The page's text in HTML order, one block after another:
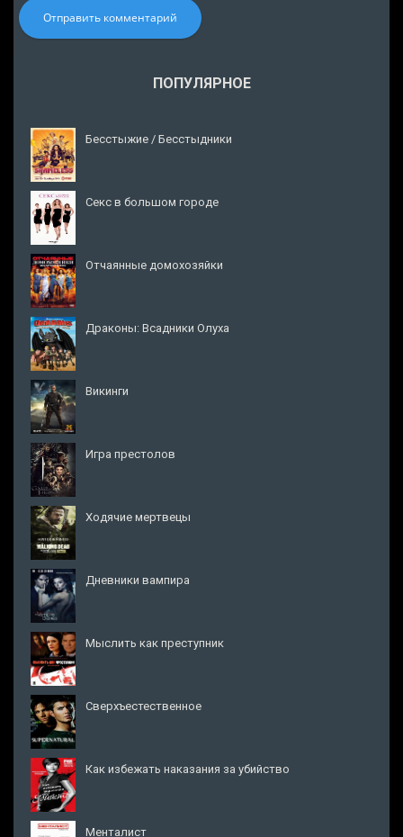
Отправить комментарий
ПОПУЛЯРНОЕ
Бесстыжие / Бесстыдники
Секс в большом городе
Отчаянные домохозяйки
Драконы: Всадники Олуха
Викинги
Игра престолов
Ходячие мертвецы
Дневники вампира
Мыслить как преступник
Сверхъестественное
Как избежать наказания за убийство
Менталист